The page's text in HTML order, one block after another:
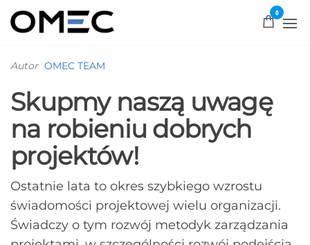
0
Autor OMEC TEAM
Skupmy naszą uwagę
na robieniu dobrych
projektów!
Ostatnie lata to okres szybkiego wzrostu
świadomości projektowej wielu organizacji.
Świadczy o tym rozwój metodyk zarządzania